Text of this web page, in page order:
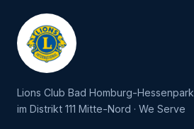
Lions Club Bad Homburg-Hessenpark
im Distrikt 111 Mitte-Nord · We Serve